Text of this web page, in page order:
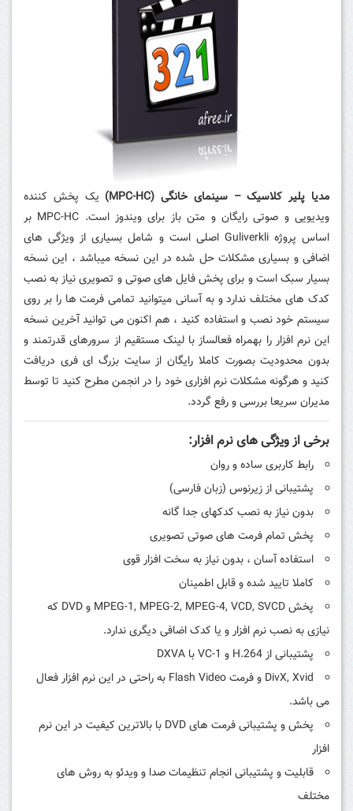
مدیا پلیر کلاسیک – سینمای خانگی (MPC-HC)
یک پخش کننده
ویدیویی و صوتی رایگان و متن باز برای ویندوز است.
MPC-HC بر
اساس پروژه Guliverkli اصلی است و شامل بسیاری از ویژگی های
اضافی و بسیاری مشکلات حل شده در این نسخه میباشد ، این نسخه
بسیار سبک است و برای پخش فایل های صوتی و تصویری نیاز به نصب
کدک های مختلف ندارد و به آسانی میتوانید تمامی فرمت ها را بر روی
سیستم خود نصب و استفاده کنید ، هم اکنون می توانید آخرین نسخه
این نرم افزار را بهمراه فعالساز با لینک مستقیم از سرورهای قدرتمند و
بدون محدودیت بصورت کاملا رایگان از سایت بزرگ ای فری دریافت
کنید و هرگونه مشکلات نرم افزاری خود را در انجمن مطرح کنید تا توسط
مدیران سریعا بررسی و رفع گردد.
برخی از ویژگی های نرم افزار:
رابط کاربری ساده و روان
پشتیبانی از زیرنوس (زبان فارسی)
بدون نیاز به نصب کدکهای جدا گانه
پخش تمام فرمت های صوتی تصویری
استفاده آسان ، بدون نیاز به سخت افزار قوی
کاملا تایید شده و قابل اطمینان
پخش MPEG-1, MPEG-2, MPEG-4, VCD, SVCD و DVD که
نیازی به نصب نرم افزار و یا کدک اضافی دیگری ندارد.
پشتیبانی از H.264 و VC-1 با DXVA
DivX, Xvid و فرمت Flash Video به راحتی در این نرم افزار فعال
می باشد.
پخش و پشتیبانی فرمت های DVD با بالاترین کیفیت در این نرم
افزار
قابلیت و پشتیبانی انجام تنظیمات صدا و ویدئو به روش های
مختلف